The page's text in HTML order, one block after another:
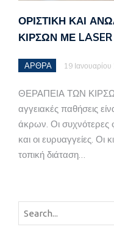
ΟΡΙΣΤΙΚΗ ΚΑΙ
ΚΙΡΣΩΝ ΜΕ LASER
ΑΡΘΡΑ 19
ΘΕΡΑΠΕΙΑ ΤΩΝ
αγγειακές παθήσεις
άκρων. Οι συχνότερες
και οι ευρυαγγείες. Οι
τοπική διάταση…